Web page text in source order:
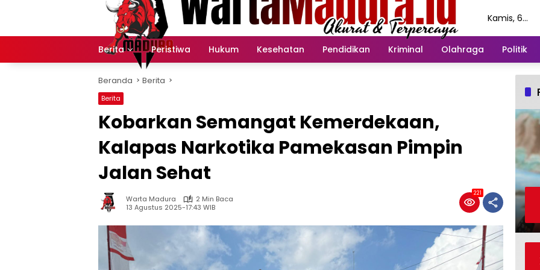
Kamis, 6
Berita Peristiwa Hukum Kesehatan Pendidikan Kriminal Olahraga Politik
Beranda Berita
Berita
Kobarkan Semangat Kemerdekaan,
Kalapas Narkotika Pamekasan Pimpin
Jalan Sehat
Warta Madura
2 Min Baca
13 Agustus 2025-17:43 WIB
221